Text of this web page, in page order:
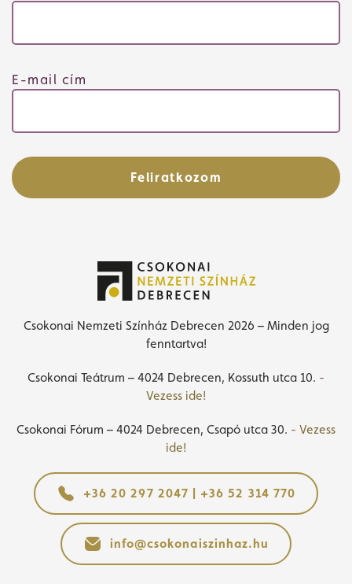
E-mail cím
Feliratkozom
Csokonai Nemzeti Színház Debrecen 2026 – Minden jog
fenntartva!
Csokonai Teátrum – 4024 Debrecen, Kossuth utca 10. -
Vezess ide!
Csokonai Fórum – 4024 Debrecen, Csapó utca 30. - Vezess
ide!
+36 20 297 2047 | +36 52 314 770
info@csokonaiszinhaz.hu